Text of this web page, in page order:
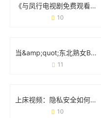
《与凤行电视剧免费观看全集完整版》：追剧攻略与观剧体验全分享
10
当&amp;quot;东北熟女BBWBBW喷水&amp;quot;成为现象：那些藏在标签背后的真实人生
11
上床视频：隐私安全如何成为当代人的必修课？
10